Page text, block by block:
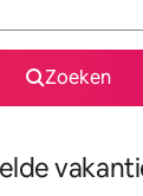
Zoeken